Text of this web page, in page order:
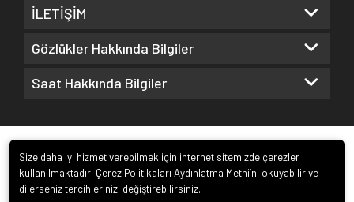
İLETİŞİM
Gözlükler Hakkında Bilgiler
Saat Hakkında Bilgiler
Size daha iyi hizmet verebilmek için internet sitemizde çerezler
kullanılmaktadır. Çerez Politikaları Aydınlatma Metni’ni okuyabilir ve
dilerseniz tercihlerinizi değiştirebilirsiniz.